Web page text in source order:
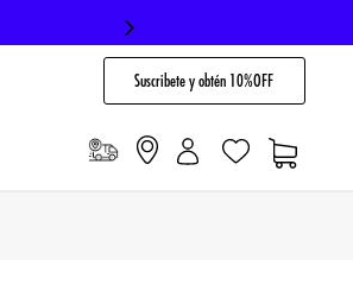
Suscribete y obtén 10%OFF